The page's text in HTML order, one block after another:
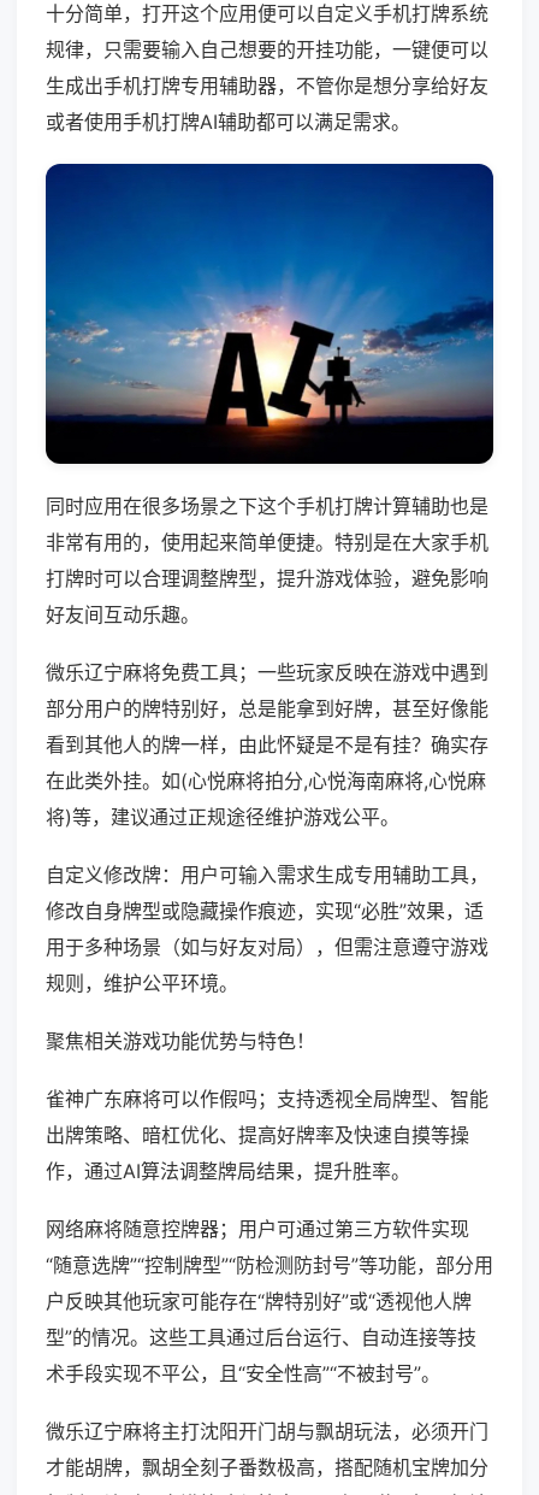
十分简单，打开这个应用便可以自定义手机打牌系统
规律，只需要输入自己想要的开挂功能，一键便可以
生成出手机打牌专用辅助器，不管你是想分享给好友
或者使用手机打牌AI辅助都可以满足需求。
同时应用在很多场景之下这个手机打牌计算辅助也是
非常有用的，使用起来简单便捷。特别是在大家手机
打牌时可以合理调整牌型，提升游戏体验，避免影响
好友间互动乐趣。
微乐辽宁麻将免费工具；一些玩家反映在游戏中遇到
部分用户的牌特别好，总是能拿到好牌，甚至好像能
看到其他人的牌一样，由此怀疑是不是有挂？确实存
在此类外挂。如(心悦麻将拍分,心悦海南麻将,心悦麻
将)等，建议通过正规途径维护游戏公平。
自定义修改牌：用户可输入需求生成专用辅助工具，
修改自身牌型或隐藏操作痕迹，实现“必胜”效果，适
用于多种场景（如与好友对局），但需注意遵守游戏
规则，维护公平环境。
聚焦相关游戏功能优势与特色！
雀神广东麻将可以作假吗；支持透视全局牌型、智能
出牌策略、暗杠优化、提高好牌率及快速自摸等操
作，通过AI算法调整牌局结果，提升胜率。
网络麻将随意控牌器；用户可通过第三方软件实现
“随意选牌”“控制牌型”“防检测防封号”等功能，部分用
户反映其他玩家可能存在“牌特别好”或“透视他人牌
型”的情况。这些工具通过后台运行、自动连接等技
术手段实现不平公，且“安全性高”“不被封号”。
微乐辽宁麻将主打沈阳开门胡与飘胡玩法，必须开门
才能胡牌，飘胡全刻子番数极高，搭配随机宝牌加分